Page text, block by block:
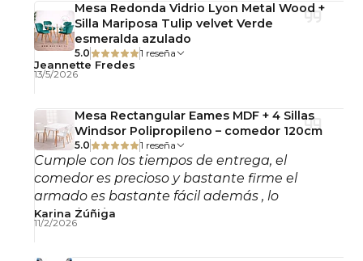
Mesa Redonda Vidrio Lyon Metal Wood +
Silla Mariposa Tulip velvet Verde
esmeralda azulado
5.0 1 reseña
Jeannette Fredes
13/5/2026
Mesa Rectangular Eames MDF + 4 Sillas
Windsor Polipropileno – comedor 120cm
5.0 1 reseña
Cumple con los tiempos de entrega, el
comedor es precioso y bastante firme el
armado es bastante fácil además , lo
recomiendo!
Karina Zúñiga
11/2/2026